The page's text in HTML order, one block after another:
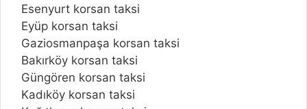
Esenyurt korsan taksi
Eyüp korsan taksi
Gaziosmanpaşa korsan taksi
Bakırköy korsan taksi
Güngören korsan taksi
Kadıköy korsan taksi